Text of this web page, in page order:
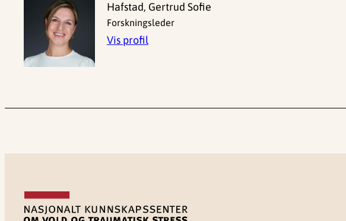
Hafstad, Gertrud Sofie
Forskningsleder
Vis profil